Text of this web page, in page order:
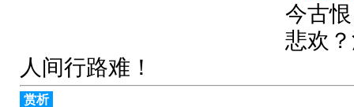
今古
悲欢
人间行路难！
赏析